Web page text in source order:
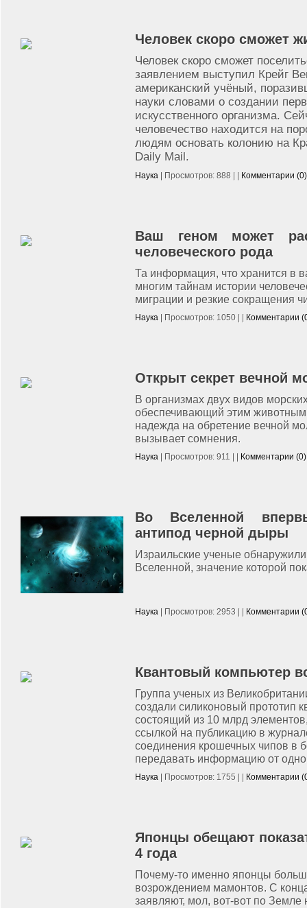
Человек скоро сможет
Человек скоро сможет
заявлением выступил Крейг
американский учёный,
науки словами о создании
искусственного организма.
человечество находится на
людям основать колонию на
Daily Mail.
Наука | Просмотров: 888 | | Комментарии (0)
Ваш геном может
человеческого рода
Та информация, что хранится в
многим тайнам истории
миграции и резкие сокращения
Наука | Просмотров: 1050 | | Комментарии
Открыт секрет вечной
В организмах двух видов
обеспечивающий этим
надежда на обретение вечной
вызывает сомнения.
Наука | Просмотров: 911 | | Комментарии (0)
Во Вселенной
антипод черной дыры
Израильские ученые
Вселенной, значение которой
Наука | Просмотров: 2953 | | Комментарии
Квантовый компьютер
Группа ученых из
создали силиконовый прототип
состоящий из 10 млрд
ссылкой на публикацию в
соединения крошечных чипов в
передавать информацию от
Наука | Просмотров: 1755 | | Комментарии
Японцы обещают
4 года
Почему-то именно японцы
возрождением мамонтов. С
заявляют, мол, вот-вот по Земле